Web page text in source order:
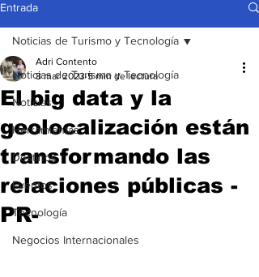
Entrada
Noticias de Turismo y Tecnología
Noticias
Herramientas
Destinos
Eventos
Tecnología
Negocios Internacionales
Noticias de Turismo y Tecnología
El big data y la
geolocalización están
transformando las
relaciones públicas -
PR-
Adri Contento
8 mar 2023 5 min de lectura